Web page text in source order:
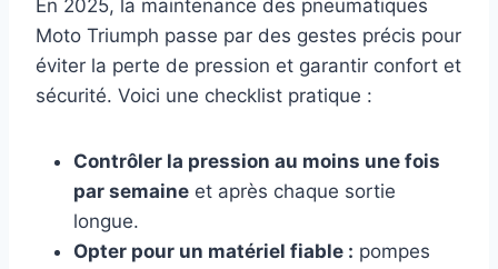
En 2025, la maintenance des pneumatiques
Moto Triumph passe par des gestes précis pour
éviter la perte de pression et garantir confort et
sécurité. Voici une checklist pratique :
Contrôler la pression au moins une fois
par semaine et après chaque sortie
longue.
Opter pour un matériel fiable : pompes